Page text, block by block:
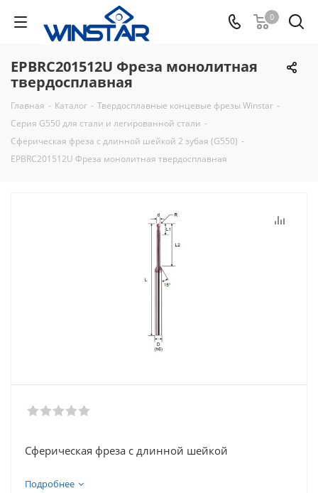
0
EPBRC201512U Фреза монолитная
твердосплавная
Главная - Каталог - Твердосплавные концевые фрезы Winstar -
Серия G550 для стали и легированной стали -
Сферическая фреза с длинной шейкой 2 зубая (G550) -
EPBRC201512U Фреза монолитная твердосплавная
Сферическая фреза с длинной шейкой
Подробнее